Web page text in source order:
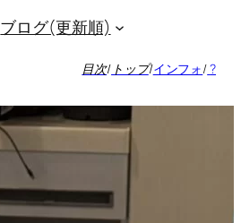
ブログ(更新順)
目次/ トップ/インフォ/?